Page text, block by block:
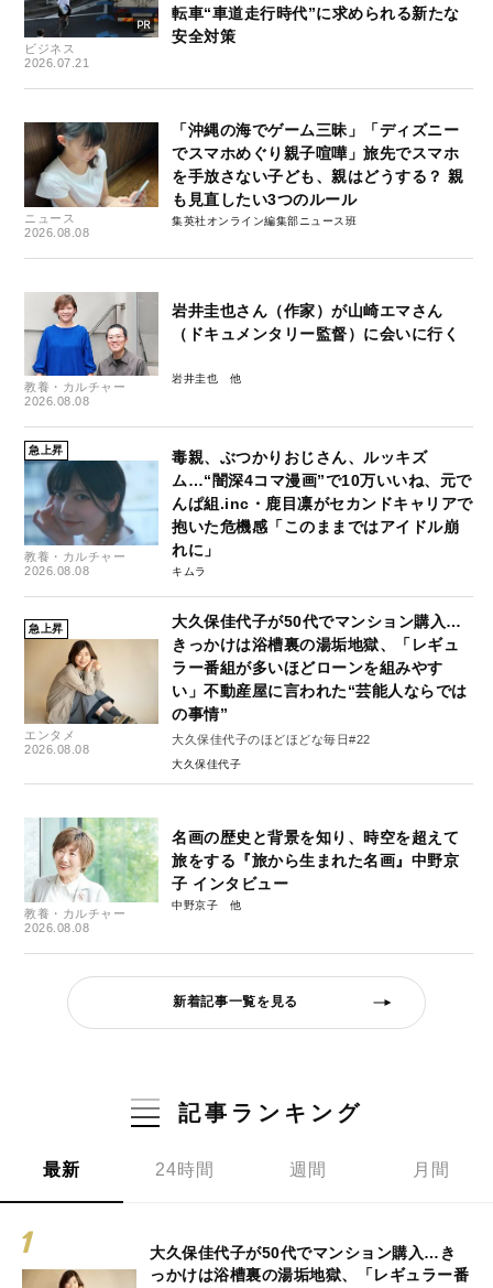
ビジネス
2026.07.21
転車“車道走行時代”に求められる新たな
安全対策
ニュース
2026.08.08
「沖縄の海でゲーム三昧」「ディズニー
でスマホめぐり親子喧嘩」旅先でスマホ
を手放さない子ども、親はどうする？ 親
も見直したい3つのルール
集英社オンライン編集部ニュース班
教養・カルチャー
2026.08.08
岩井圭也さん（作家）が山崎エマさん
（ドキュメンタリー監督）に会いに行く
岩井圭也
急上昇
教養・カルチャー
2026.08.08
毒親、ぶつかりおじさん、ルッキズ
ム…“闇深4コマ漫画”で10万いいね、元で
んぱ組.inc・鹿目凛がセカンドキャリアで
抱いた危機感「このままではアイドル崩
れに」
キムラ
急上昇
エンタメ
2026.08.08
大久保佳代子が50代でマンション購入…
きっかけは浴槽裏の湯垢地獄、「レギュ
ラー番組が多いほどローンを組みやす
い」不動産屋に言われた“芸能人ならでは
の事情”
大久保佳代子のほどほどな毎日#22
大久保佳代子
教養・カルチャー
2026.08.08
名画の歴史と背景を知り、時空を超えて
旅をする『旅から生まれた名画』中野京
子 インタビュー
中野京子
新着記事一覧を見る
記事ランキング
最新 24時間 週間 月間
大久保佳代子が50代でマンション購入…き
っかけは浴槽裏の湯垢地獄、「レギュラー番